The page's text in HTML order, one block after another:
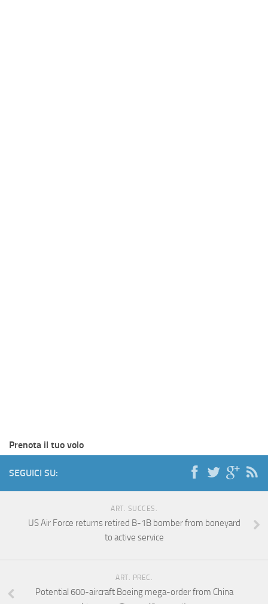
Prenota il tuo volo
SEGUICI SU:
ART. SUCCES.
US Air Force returns retired B-1B bomber from boneyard
to active service
ART. PREC.
Potential 600-aircraft Boeing mega-order from China